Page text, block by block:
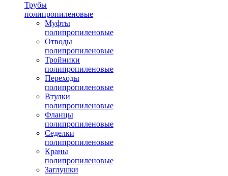
Трубы
полипропиленовые
Муфты
полипропиленовые
Отводы
полипропиленовые
Тройники
полипропиленовые
Переходы
полипропиленовые
Втулки
полипропиленовые
Фланцы
полипропиленовые
Седелки
полипропиленовые
Краны
полипропиленовые
Заглушки